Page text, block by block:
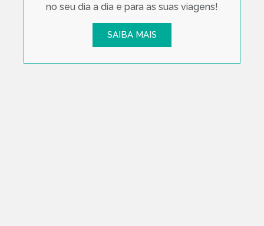
no seu dia a dia e para as suas viagens!
SAIBA MAIS